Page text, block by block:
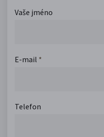
Vaše jméno
E-mail *
Telefon